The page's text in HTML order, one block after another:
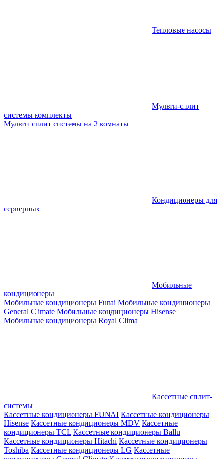
Тепловые насосы
Мульти-сплит
системы комплекты
Мульти-сплит системы на 2 комнаты
Кондиционеры для
серверных
Мобильные
кондиционеры
Мобильные кондиционеры Funai Мобильные кондиционеры
General Climate Мобильные кондиционеры Hisense
Мобильные кондиционеры Royal Clima
Кассетные сплит-
системы
Кассетные кондиционеры FUNAI Кассетные кондиционеры
Hisense Кассетные кондиционеры MDV Кассетные
кондиционеры TCL Кассетные кондиционеры Ballu
Кассетные кондиционеры Hitachi Кассетные кондиционеры
Toshiba Кассетные кондиционеры LG Кассетные